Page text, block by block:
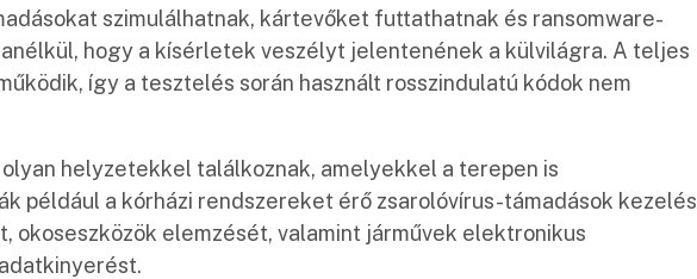
szimulálhatnak, kártevőket futtathatnak és ransomware-
hogy a kísérletek veszélyt jelentenének a külvilágra. A teljes
így a tesztelés során használt rosszindulatú kódok nem
helyzetekkel találkoznak, amelyekkel a terepen is
például a kórházi rendszereket érő zsarolóvírus-támadások
okoseszközök elemzését, valamint járművek elektronikus